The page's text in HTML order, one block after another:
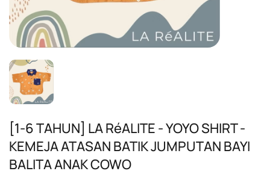
[1-6 TAHUN] LA RéALITE - YOYO SHIRT -
KEMEJA ATASAN BATIK JUMPUTAN BAYI
BALITA ANAK COWO